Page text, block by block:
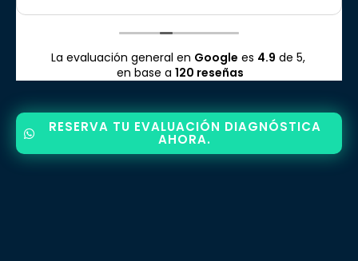
Muy serio y profesional en su trabajo. Un placer.
Se lo recomendaría a todo el mundo. Muy
sanador.
La evaluación general en Google es 4.9 de 5,
en base a 120 reseñas
RESERVA TU EVALUACIÓN DIAGNÓSTICA
AHORA.